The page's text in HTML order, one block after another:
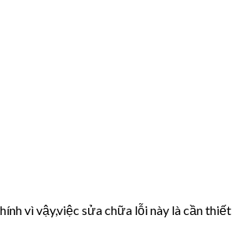
vì vậy,việc sửa chữa lỗi này là cần thiết